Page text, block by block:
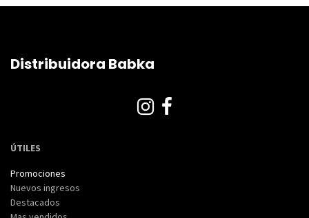
Distribuidora Babka
ÚTILES
Promociones
Nuevos ingresos
Destacados